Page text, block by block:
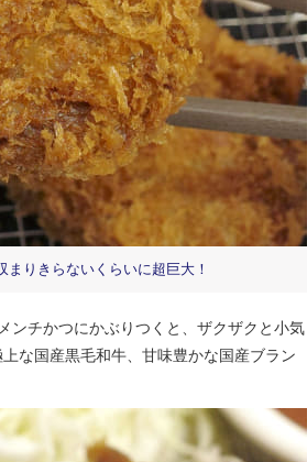
りきらないくらいに超巨大！
チかつにかぶりつくと、ザクザクと小気
な国産黒毛和牛、甘味豊かな国産ブラン